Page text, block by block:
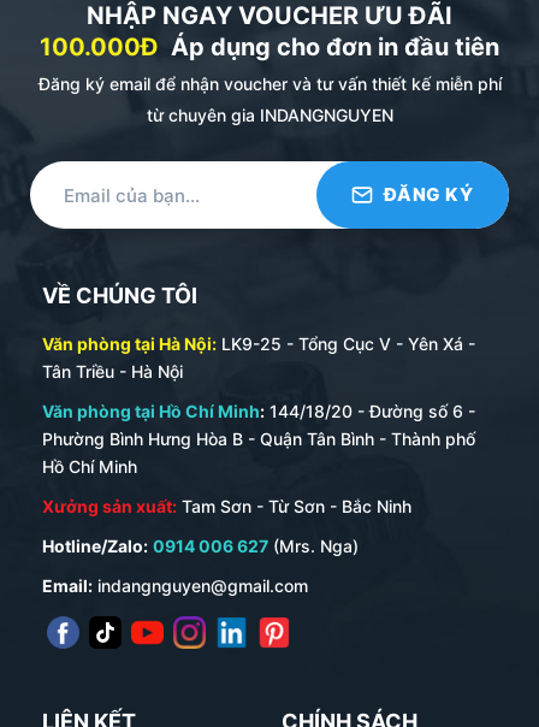
NHẬP NGAY VOUCHER ƯU ĐÃI
100.000Đ Áp dụng cho đơn in đầu tiên
Đăng ký email để nhận voucher và tư vấn thiết kế miễn phí
từ chuyên gia INDANGNGUYEN
VỀ CHÚNG TÔI
Văn phòng tại Hà Nội: LK9-25 - Tổng Cục V - Yên Xá -
Tân Triều - Hà Nội
Văn phòng tại Hồ Chí Minh: 144/18/20 - Đường số 6 -
Phường Bình Hưng Hòa B - Quận Tân Bình - Thành phố
Hồ Chí Minh
Xưởng sản xuất: Tam Sơn - Từ Sơn - Bắc Ninh
Hotline/Zalo: 0914 006 627 (Mrs. Nga)
Email: indangnguyen@gmail.com